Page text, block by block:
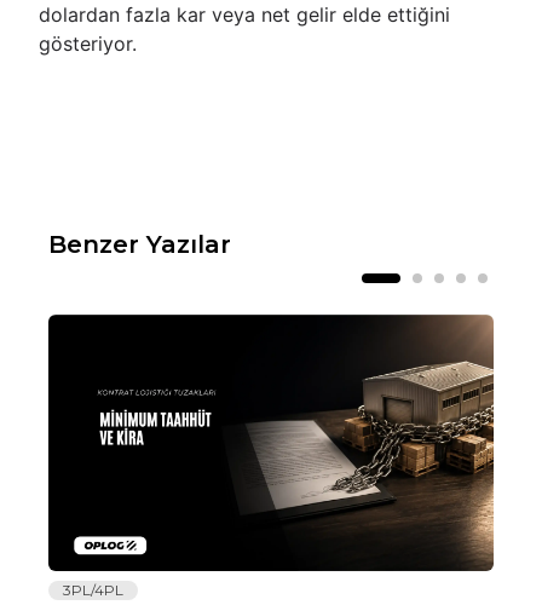
dolardan fazla kar veya net gelir elde ettiğini
gösteriyor.
Benzer Yazılar
3PL/4PL